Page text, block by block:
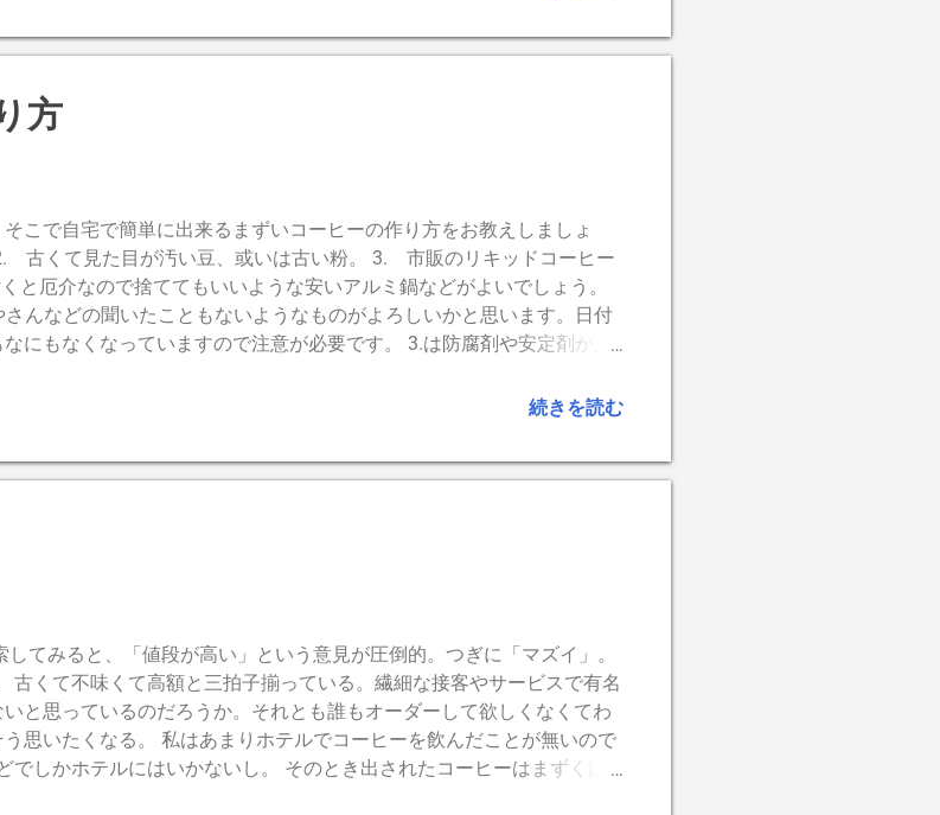
方
こで自宅で簡単に出来るまずいコーヒーの作り方をお教えしましょ
古くて見た目が汚い豆、或いは古い粉。 3. 市販のリキッドコーヒー
と厄介なので捨ててもいいような安いアルミ鍋などがよいでしょう。
んなどの聞いたこともないようなものがよろしいかと思います。日付
にもなくなっていますので注意が必要です。 3.は防腐剤や安定剤が入
煮立てればよいでしょう。絶えられないような香りが立ってきたら、最
続きを読む
てみると、「値段が高い」という意見が圧倒的。つぎに「マズイ」。
古くて不味くて高額と三拍子揃っている。繊細な接客やサービスで有名
と思っているのだろうか。それとも誰もオーダーして欲しくなくてわ
思いたくなる。 私はあまりホテルでコーヒーを飲んだことが無いので
しかホテルにはいかないし。 そのとき出されたコーヒーはまずくは